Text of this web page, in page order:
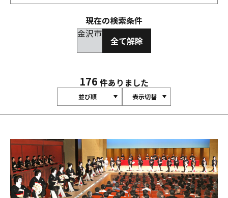
現在の検索条件
金沢市
全て解除
176 件ありました
並び順 表示切替